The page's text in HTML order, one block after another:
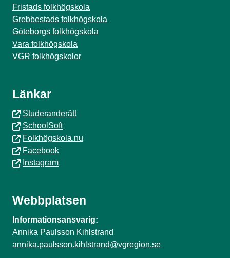
Fristads folkhögskola
Grebbestads folkhögskola
Göteborgs folkhögskola
Vara folkhögskola
VGR folkhögskolor
Länkar
Studeranderätt
SchoolSoft
Folkhögskola.nu
Facebook
Instagram
Webbplatsen
Informationsansvarig:
Annika Paulsson Kihlstrand
annika.paulsson.kihlstrand@vgregion.se